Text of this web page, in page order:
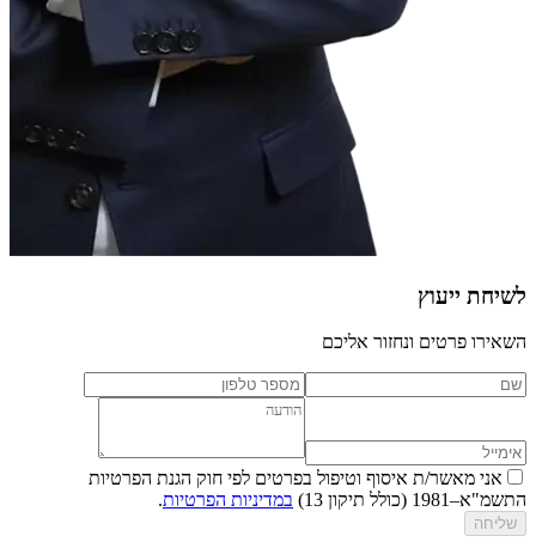
לשיחת ייעוץ
השאירו פרטים ונחזור אליכם
אני מאשר/ת איסוף וטיפול בפרטים לפי חוק הגנת הפרטיות
התשמ"א–1981 (כולל תיקון 13)
במדיניות הפרטיות.
שליחה